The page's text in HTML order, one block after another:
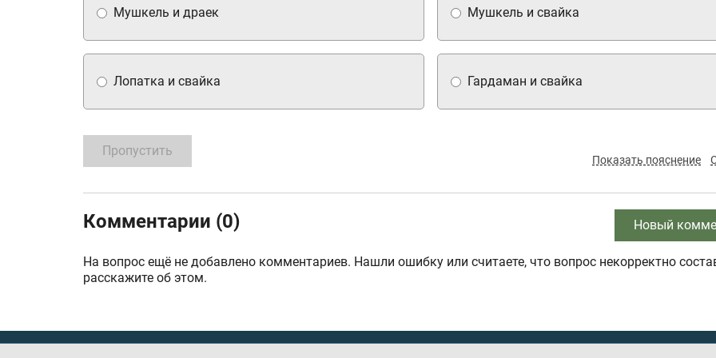
Гардаман и свайка
Лопатка и свайка
Мушкель и драек Мушкель и свайка
Пропустить
Показать пояснение
Комментарии (0) Новый
На вопрос ещё не добавлено комментариев. Нашли ошибку или считаете, что вопрос некорректно
расскажите об этом.